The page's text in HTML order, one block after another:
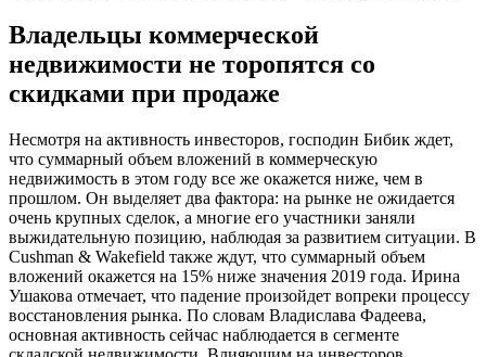
Владельцы коммерческой
недвижимости не торопятся со
скидками при продаже
Несмотря на активность инвесторов, господин Бибик ждет,
что суммарный объем вложений в коммерческую
недвижимость в этом году все же окажется ниже, чем в
прошлом. Он выделяет два фактора: на рынке не ожидается
очень крупных сделок, а многие его участники заняли
выжидательную позицию, наблюдая за развитием ситуации. В
Cushman & Wakefield также ждут, что суммарный объем
вложений окажется на 15% ниже значения 2019 года. Ирина
Ушакова отмечает, что падение произойдет вопреки процессу
восстановления рынка. По словам Владислава Фадеева,
основная активность сейчас наблюдается в сегменте